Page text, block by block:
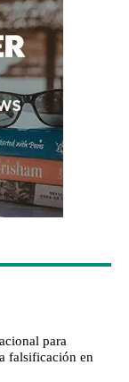
para
falsificación en